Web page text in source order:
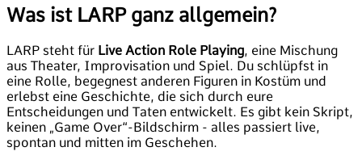
Was ist LARP ganz allgemein?
LARP steht für Live Action Role Playing, eine Mischung
aus Theater, Improvisation und Spiel. Du schlüpfst in
eine Rolle, begegnest anderen Figuren in Kostüm und
erlebst eine Geschichte, die sich durch eure
Entscheidungen und Taten entwickelt. Es gibt kein Skript,
keinen „Game Over“-Bildschirm - alles passiert live,
spontan und mitten im Geschehen.